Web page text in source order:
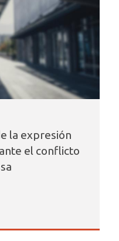
la expresión
el conflicto